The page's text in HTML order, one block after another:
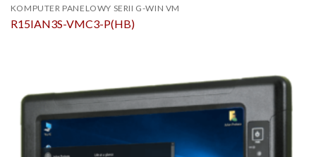
KOMPUTER PANELOWY SERII G-WIN VM
R15IAN3S-VMC3-P(HB)